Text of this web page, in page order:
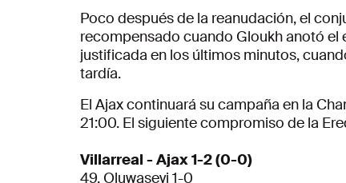
Poco después de la reanudación, el
recompensado cuando Gloukh anotó el
justificada en los últimos minutos,
tardía.
El Ajax continuará su campaña en la
21:00. El siguiente compromiso de la
Villarreal - Ajax 1-2 (0-0)
49. Oluwaseyi 1-0